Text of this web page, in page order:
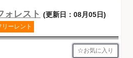
ォレスト (更新日：08月05日)
リーレント
お気に入り